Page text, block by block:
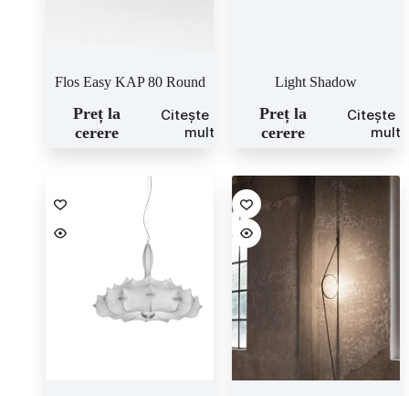
Flos Easy KAP 80 Round
Preț la
cerere
Citește mai
mult
Light Shadow
Preț la
cerere
Citește
mult